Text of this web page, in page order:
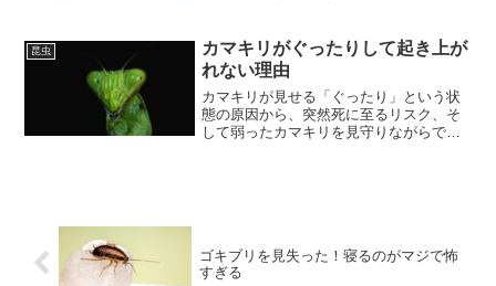
や、ムカデが引き起こす問題に対処する
ための知恵も提供します。
昆虫
カマキリがぐったりして起き上が
れない理由
カマキリが見せる「ぐったり」という状
態の原因から、突然死に至るリスク、そ
して弱ったカマキリを見守りながらでき
ゴキブリを見失った！寝るのがマジで怖
すぎる